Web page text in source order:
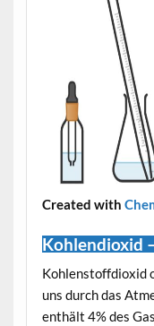
Created with
Kohlendioxid
Kohlenstoffdioxid
uns durch das
enthält 4% des